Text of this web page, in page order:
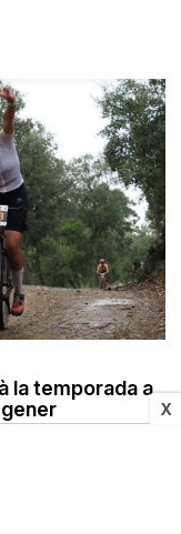
X
la temporada a